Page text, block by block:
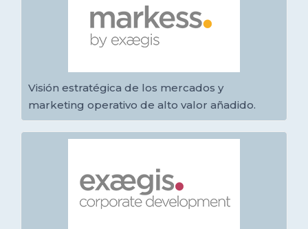
Visión estratégica de los mercados y
marketing operativo de alto valor añadido.